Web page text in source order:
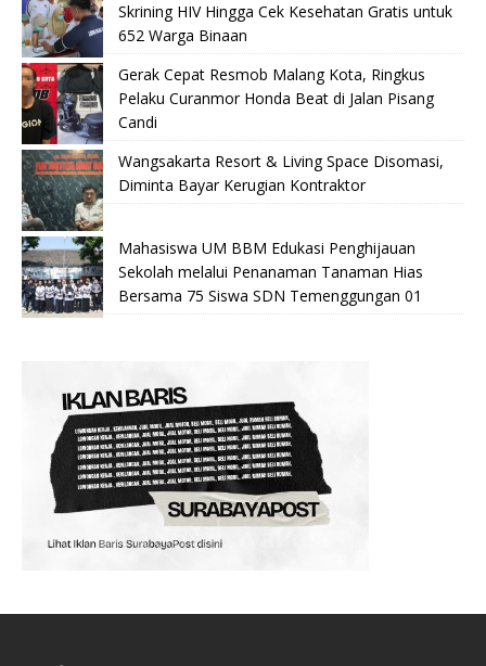
Skrining HIV Hingga Cek Kesehatan Gratis untuk
652 Warga Binaan
Gerak Cepat Resmob Malang Kota, Ringkus
Pelaku Curanmor Honda Beat di Jalan Pisang
Candi
Wangsakarta Resort & Living Space Disomasi,
Diminta Bayar Kerugian Kontraktor
Mahasiswa UM BBM Edukasi Penghijauan
Sekolah melalui Penanaman Tanaman Hias
Bersama 75 Siswa SDN Temenggungan 01